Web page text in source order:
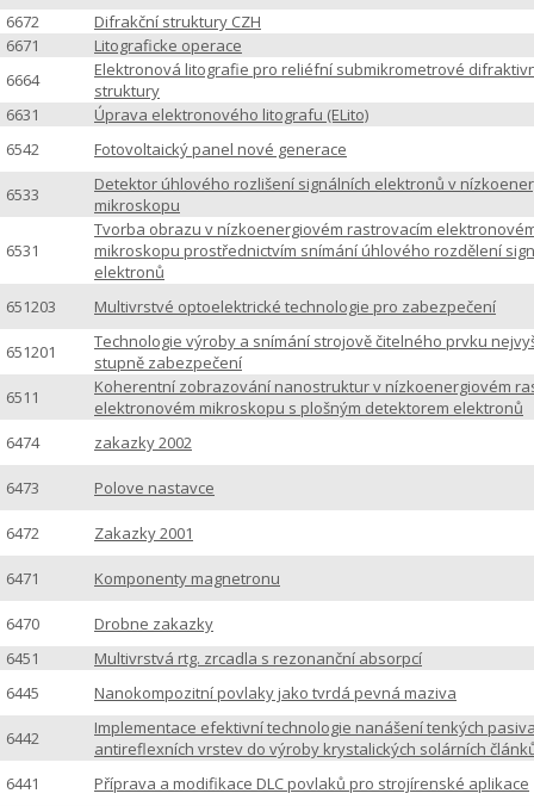
6672
Difrakční struktury CZH
6671
Litograficke operace
6664
Elektronová litografie pro reliéfní submikrometrové
struktury
6631
Úprava elektronového litografu (ELito)
6542
Fotovoltaický panel nové generace
6533
Detektor úhlového rozlišení signálních elektronů v
mikroskopu
6531
Tvorba obrazu v nízkoenergiovém rastrovacím
mikroskopu prostřednictvím snímání úhlového rozdělení
elektronů
651203
Multivrstvé optoelektrické technologie pro zabezpečení
651201
Technologie výroby a snímání strojově čitelného prvku
stupně zabezpečení
6511
Koherentní zobrazování nanostruktur v nízkoenergiovém
elektronovém mikroskopu s plošným detektorem elektronů
6474
zakazky 2002
6473 Polove nastavce
6472 Zakazky 2001
6471 Komponenty magnetronu
6470
Drobne zakazky
6451
Multivrstvá rtg. zrcadla s rezonanční absorpcí
6445
Nanokompozitní povlaky jako tvrdá pevná maziva
6442
Implementace efektivní technologie nanášení tenkých
antireflexních vrstev do výroby krystalických solárních
6441
Příprava a modifikace DLC povlaků pro strojírenské aplikace